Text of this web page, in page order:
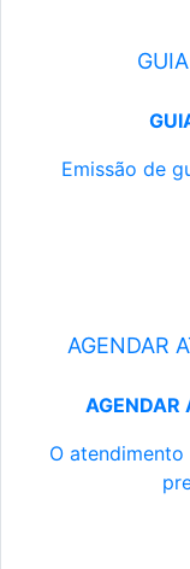
Emissão de
AGENDAR
AGENDAR
O